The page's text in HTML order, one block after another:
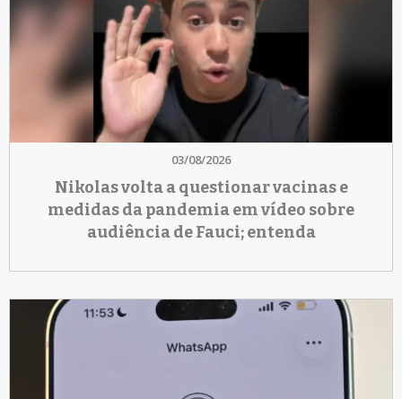
03/08/2026
Nikolas volta a questionar vacinas e
medidas da pandemia em vídeo sobre
audiência de Fauci; entenda